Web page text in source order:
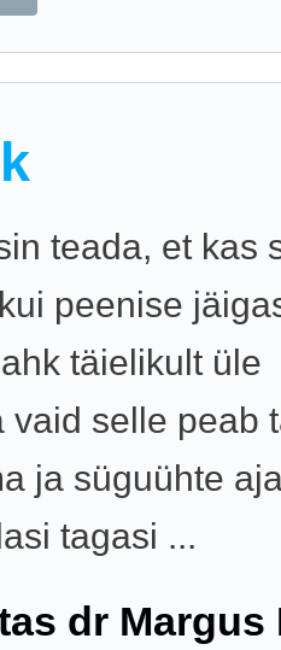
teada, et kas
peenise
täielikult üle
vaid selle peab
ja süguühte
tagasi ...
dr Margus